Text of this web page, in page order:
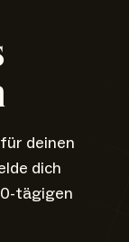
deinen
dich
tägigen